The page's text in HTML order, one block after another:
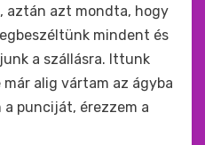
aztán azt mondta, hogy
mindent és
a szállásra. Ittunk
alig vártam az ágyba
punciját, érezzem a